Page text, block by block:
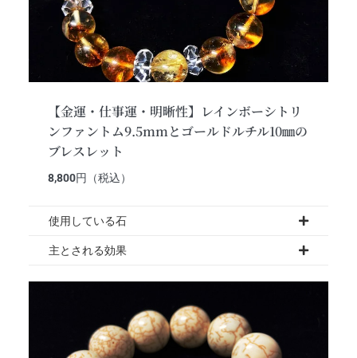
【金運・仕事運・明晰性】レインボーシトリ
ンファントム9.5mmとゴールドルチル10㎜の
ブレスレット
8,800円（税込）
使用している石
主とされる効果